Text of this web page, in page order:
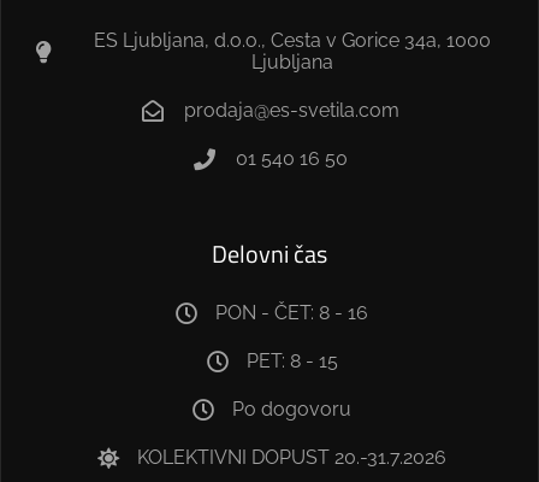
ES Ljubljana, d.o.o., Cesta v Gorice 34a, 1000
Ljubljana
prodaja@es-svetila.com
01 540 16 50
Delovni čas
PON - ČET: 8 - 16
PET: 8 - 15
Po dogovoru
KOLEKTIVNI DOPUST 20.-31.7.2026